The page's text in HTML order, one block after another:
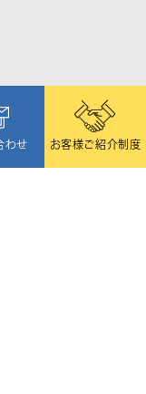
わせ お客様ご紹介制度